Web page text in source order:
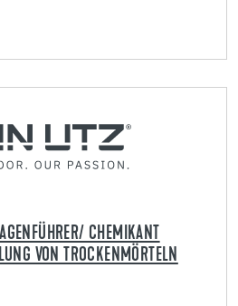
CHEMIKANT
VON TROCKENMÖRTELN